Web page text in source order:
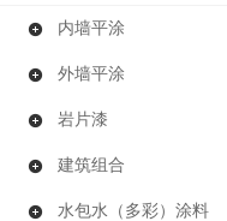
内墙平涂
外墙平涂
岩片漆
建筑组合
水包水（多彩）涂料